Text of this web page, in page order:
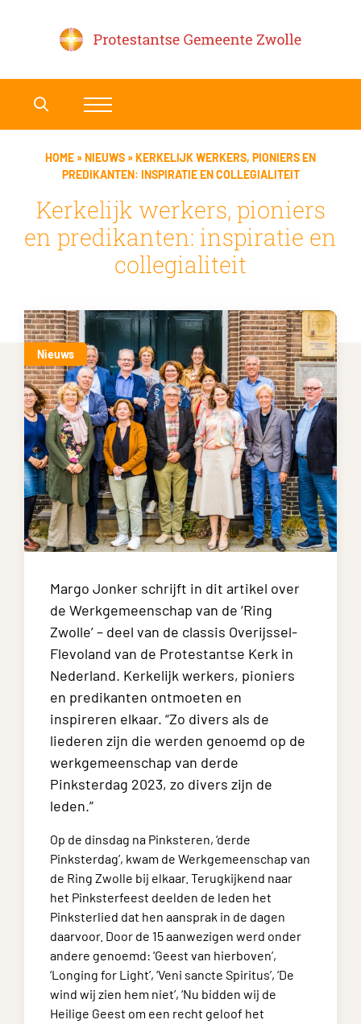
HOME »NIEUWS »KERKELIJK WERKERS, PIONIERS EN
PREDIKANTEN: INSPIRATIE EN COLLEGIALITEIT
Kerkelijk werkers, pioniers
en predikanten: inspiratie en
collegialiteit
Nieuws
Margo Jonker schrijft in dit artikel over
de Werkgemeenschap van de ‘Ring
Zwolle’ – deel van de classis Overijssel-
Flevoland van de Protestantse Kerk in
Nederland. Kerkelijk werkers, pioniers
en predikanten ontmoeten en
inspireren elkaar. “Zo divers als de
liederen zijn die werden genoemd op de
werkgemeenschap van derde
Pinksterdag 2023, zo divers zijn de
leden.”
Op de dinsdag na Pinksteren, ‘derde
Pinksterdag’, kwam de Werkgemeenschap van
de Ring Zwolle bij elkaar. Terugkijkend naar
het Pinksterfeest deelden de leden het
Pinksterlied dat hen aansprak in de dagen
daarvoor. Door de 15 aanwezigen werd onder
andere genoemd: ‘Geest van hierboven’,
‘Longing for Light’, ‘Veni sancte Spiritus’, ‘De
wind wij zien hem niet’, ‘Nu bidden wij de
Heilige Geest om een recht geloof het